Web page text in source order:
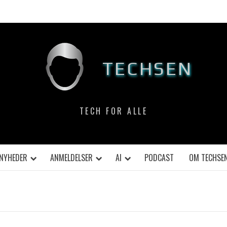
TECHSEN
TECH FOR ALLE
ANMELDELSER AI PODCAST OM